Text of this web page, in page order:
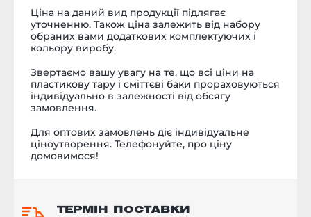
Ціна на даний вид продукції підлягає
уточненню. Також ціна залежить від набору
обраних вами додаткових комплектуючих і
кольору виробу.
Звертаємо вашу увагу на те, що всі ціни на
пластикову тару і сміттєві баки прораховуються
індивідуально в залежності від обсягу
замовлення.
Для оптових замовлень діє індивідуальне
ціноутворення. Телефонуйте, про ціну
домовимося!
ТЕРМІН ПОСТАВКИ